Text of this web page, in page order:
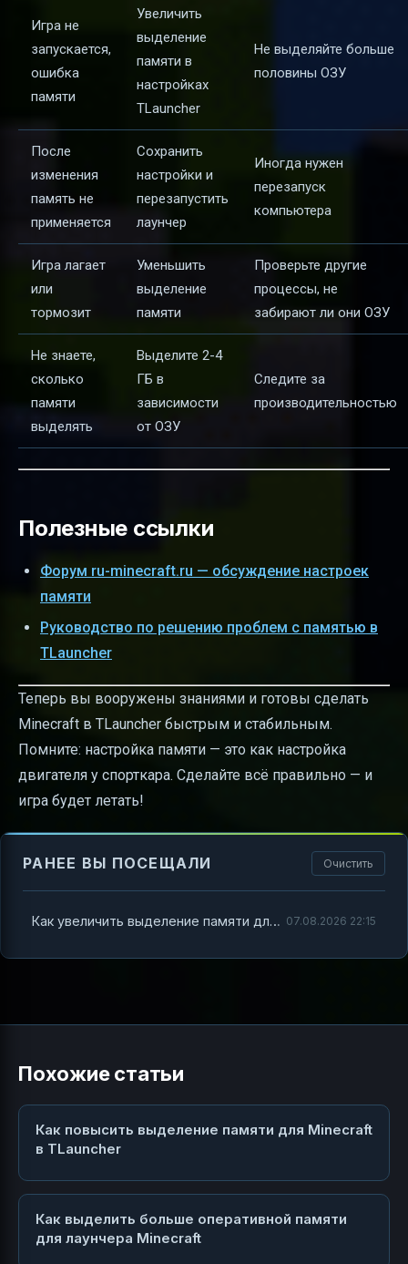
Игра не
запускается,
ошибка
памяти
Увеличить
выделение
памяти в
настройках
TLauncher
Не выделяйте больше
половины ОЗУ
После
изменения
память не
применяется
Сохранить
настройки и
перезапустить
лаунчер
Иногда нужен
перезапуск
компьютера
Игра лагает
или
тормозит
Уменьшить
выделение
памяти
Проверьте другие
процессы, не
забирают ли они ОЗУ
Не знаете,
сколько
памяти
выделять
Выделите 2-4
ГБ в
зависимости
от ОЗУ
Следите за
производительностью
Полезные ссылки
Форум ru-minecraft.ru — обсуждение настроек
памяти
Руководство по решению проблем с памятью в
TLauncher
Теперь вы вооружены знаниями и готовы сделать
Minecraft в TLauncher быстрым и стабильным.
Помните: настройка памяти — это как настройка
двигателя у спорткара. Сделайте всё правильно — и
игра будет летать!
РАНЕЕ ВЫ ПОСЕЩАЛИ Очистить
Как увеличить выделение памяти для Minecraft TLauncher и исправить ошибки запуска 07.08.2026 22:15
Похожие статьи
Как повысить выделение памяти для Minecraft
в TLauncher
Как выделить больше оперативной памяти
для лаунчера Minecraft